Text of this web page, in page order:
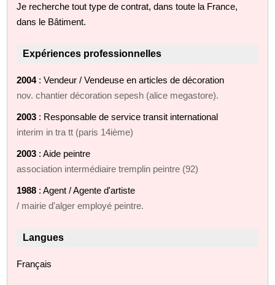
Je recherche tout type de contrat, dans toute la France,
dans le Bâtiment.
Expériences professionnelles
2004: Vendeur / Vendeuse en articles de décoration
nov. chantier décoration sepesh (alice megastore).
2003 : Responsable de service transit international
interim in tra tt (paris 14ième)
2003 : Aide peintre
association intermédiaire tremplin peintre (92)
1988 : Agent / Agente d'artiste
/ mairie d'alger employé peintre.
Langues
Français